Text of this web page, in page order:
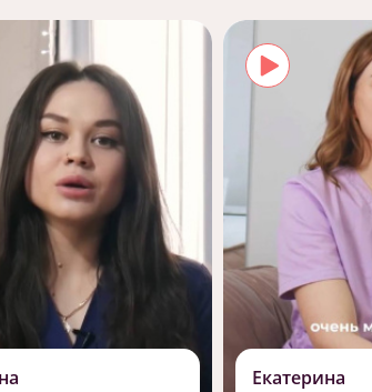
Екатерина